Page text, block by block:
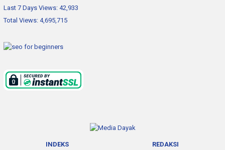
Last 7 Days Views: 42,933
Total Views: 4,695,715
INDEKS
REDAKSI